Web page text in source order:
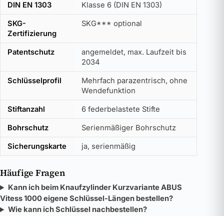
DIN EN 1303 Klasse 6 (DIN EN 1303)
SKG-
Zertifizierung
SKG*** optional
Patentschutz
angemeldet, max. Laufzeit bis
2034
Schlüsselprofil
Mehrfach parazentrisch, ohne
Wendefunktion
Stiftanzahl 6 federbelastete Stifte
Bohrschutz Serienmäßiger Bohrschutz
Sicherungskarte ja, serienmäßig
Häufige Fragen
Kann ich beim Knaufzylinder Kurzvariante ABUS
Vitess 1000 eigene Schlüssel-Längen bestellen?
Wie kann ich Schlüssel nachbestellen?